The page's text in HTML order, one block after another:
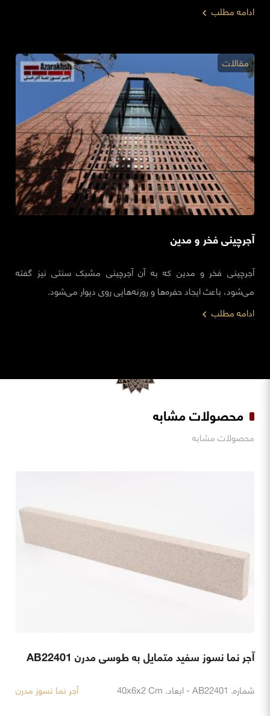
ادامه مطلب
آجرچینی فخر و مدین
آجرچینی فخر و مدین که به آن آجرچینی مشبک سنتی نیز گفته
می‌شود، باعث ایجاد حفره‌ها و روزنه‌هایی روی دیوار می‌شود.
مقالات
ادامه مطلب
محصولات مشابه
محصولات مشابه
آجر نما نسوز سفید متمایل به طوسی مدرن AB22401
شماره. AB22401 - ابعاد. 40x6x2 Cm آجر نما نسوز مدرن